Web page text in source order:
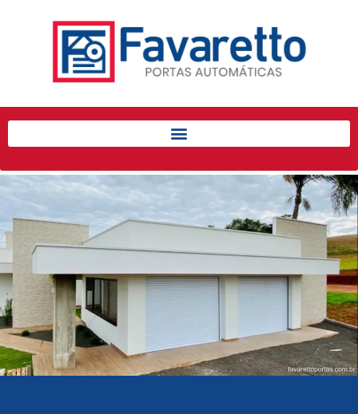
Início
Produtos
Porta de Enrolar Automática
Acessórios Para Portas de
Enrolar
Pintura eletrostática
Portfólio
Contato